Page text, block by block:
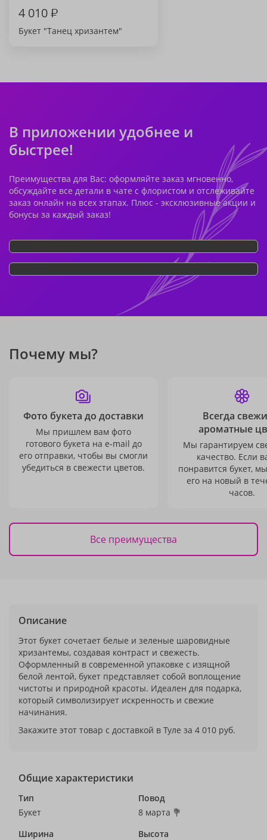
4 010₽
Букет "Танец хризантем"
В приложении удобнее и
быстрее!
Преимущества для Вас: оформляйте заказ мгновенно,
обсуждайте все детали в чате с флористом и отслеживайте
заказ онлайн на всех этапах. Плюс - эксклюзивные акции и
бонусы за каждый заказ!
Почему мы?
Фото букета до доставки
Мы пришлем вам фото
готового букета на e-mail до
его отправки, чтобы вы смогли
убедиться в свежести цветов.
Всегда
ароматные
Мы гарантируем
качество. Если
понравится букет,
его на новый в
часов.
Все преимущества
Описание
Этот букет сочетает белые и зеленые шаровидные
хризантемы, создавая контраст и свежесть.
Оформленный в современной упаковке с изящной
белой лентой, букет представляет собой воплощение
чистоты и природной красоты. Идеален для подарка,
который символизирует искренность и свежие
начинания.
Закажите этот товар с доставкой в Туле за 4 010 руб.
Общие характеристики
Тип
Букет
Повод
8 марта 💐
Ширина
Высота